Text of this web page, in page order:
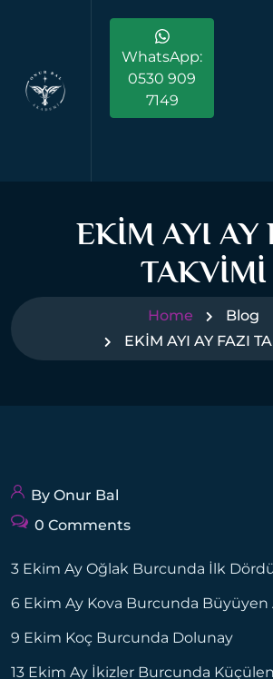
WhatsApp:
0530 909
7149
EKİM AYI AY
TAKVİMİ
Home
Blog
EKİM AYI AY FAZI
By Onur Bal
0 Comments
3 Ekim Ay Oğlak Burcunda İlk
6 Ekim Ay Kova Burcunda Büyüyen
9 Ekim Koç Burcunda Dolunay
13 Ekim Ay İkizler Burcunda Küçülen